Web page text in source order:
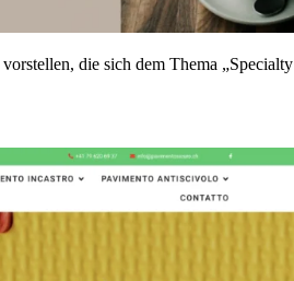
die sich dem Thema